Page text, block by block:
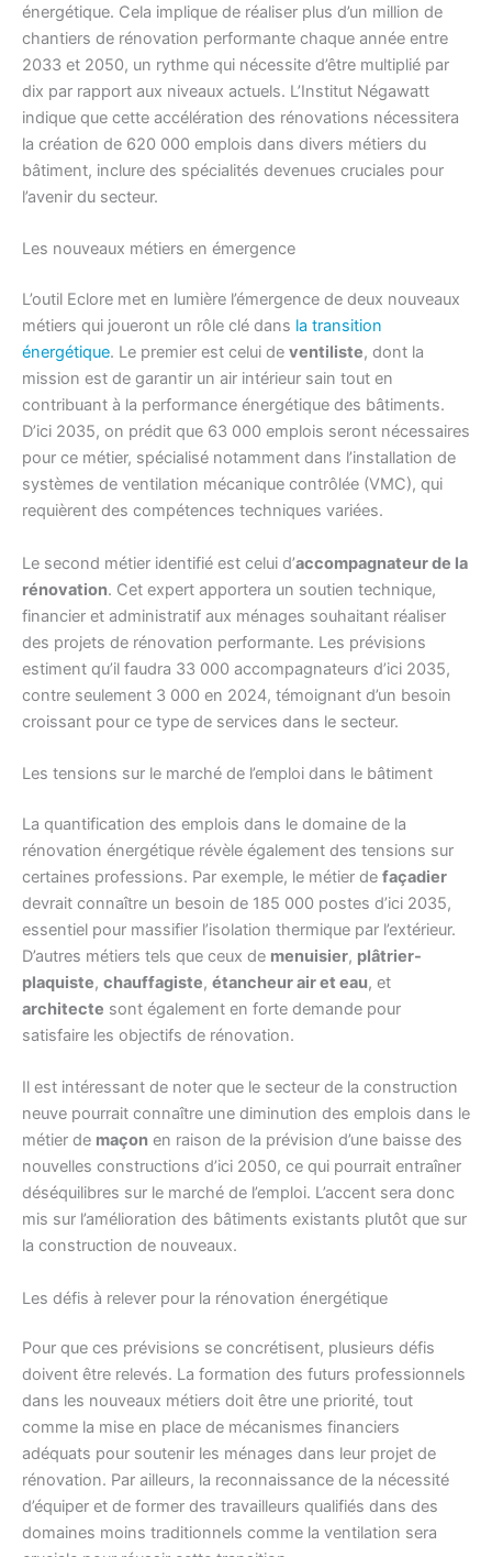
énergétique. Cela implique de réaliser plus d’un million de
chantiers de rénovation performante chaque année entre
2033 et 2050, un rythme qui nécessite d’être multiplié par
dix par rapport aux niveaux actuels. L’Institut Négawatt
indique que cette accélération des rénovations nécessitera
la création de 620 000 emplois dans divers métiers du
bâtiment, inclure des spécialités devenues cruciales pour
l’avenir du secteur.
Les nouveaux métiers en émergence
L’outil Eclore met en lumière l’émergence de deux nouveaux
métiers qui joueront un rôle clé dans la transition
énergétique. Le premier est celui de ventiliste, dont la
mission est de garantir un air intérieur sain tout en
contribuant à la performance énergétique des bâtiments.
D’ici 2035, on prédit que 63 000 emplois seront nécessaires
pour ce métier, spécialisé notamment dans l’installation de
systèmes de ventilation mécanique contrôlée (VMC), qui
requièrent des compétences techniques variées.
Le second métier identifié est celui d’accompagnateur de la
rénovation. Cet expert apportera un soutien technique,
financier et administratif aux ménages souhaitant réaliser
des projets de rénovation performante. Les prévisions
estiment qu’il faudra 33 000 accompagnateurs d’ici 2035,
contre seulement 3 000 en 2024, témoignant d’un besoin
croissant pour ce type de services dans le secteur.
Les tensions sur le marché de l’emploi dans le bâtiment
La quantification des emplois dans le domaine de la
rénovation énergétique révèle également des tensions sur
certaines professions. Par exemple, le métier de façadier
devrait connaître un besoin de 185 000 postes d’ici 2035,
essentiel pour massifier l’isolation thermique par l’extérieur.
D’autres métiers tels que ceux de menuisier, plâtrier-
plaquiste, chauffagiste, étancheur air et eau, et
architecte sont également en forte demande pour
satisfaire les objectifs de rénovation.
Il est intéressant de noter que le secteur de la construction
neuve pourrait connaître une diminution des emplois dans le
métier de maçon en raison de la prévision d’une baisse des
nouvelles constructions d’ici 2050, ce qui pourrait entraîner
déséquilibres sur le marché de l’emploi. L’accent sera donc
mis sur l’amélioration des bâtiments existants plutôt que sur
la construction de nouveaux.
Les défis à relever pour la rénovation énergétique
Pour que ces prévisions se concrétisent, plusieurs défis
doivent être relevés. La formation des futurs professionnels
dans les nouveaux métiers doit être une priorité, tout
comme la mise en place de mécanismes financiers
adéquats pour soutenir les ménages dans leur projet de
rénovation. Par ailleurs, la reconnaissance de la nécessité
d’équiper et de former des travailleurs qualifiés dans des
domaines moins traditionnels comme la ventilation sera